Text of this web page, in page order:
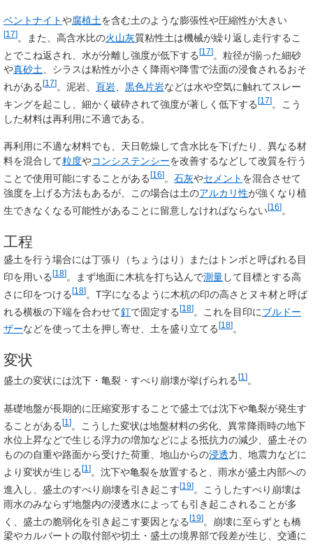
ベントナイトや腐植土を含む土のような膨張性や圧縮性が大きい
[17] 。また、高含水比の火山灰質粘性土は機械が繰り返し走行するこ
とでこね返され、水が分離し強度が低下する[17]。粒径が揃った細砂
や真砂土、シラスは粘性が小さく降雨や降雪で法面の浸食されるおそ
れがある [17] 。泥岩、 頁岩 黒色片岩などは水や空気に触れてスレー
キングを起こし、細かく破砕されて強度が著しく低下する [17] 。こう
した材料は再利用に不適である。
再利用に不適な材料でも、天日乾燥して含水比を下げたり、異なる材
料を混合して粒度やコンシステンシーを改善するなどして改質を行う
ことで使用可能にすることがある [16] 。 石灰やセメント を混合させて
強度を上げる方法もあるが、この場合は土のアルカリ性が強くなり植
生できなくなる可能性があることに留意しなければならない[16]。
工程
盛土を行う場合には丁張り（ちょうはり）またはトンボと呼ばれる目
印を用いる [18] 。まず地面に木杭を打ち込んで測量して目標とする高
さに印をつける[18]。T字になるように木杭の印の高さとヌキ材と呼ば
れる横板の下端を合わせて釘で固定する[18]。これを目印にブルドー
ザーなどを使って土を押し寄せ、土を盛り立てる [18] 。
変状
盛土の変状には沈下・亀裂・すべり崩壊が挙げられる [1 ] 。
基礎地盤が長期的に圧縮変形することで盛土では沈下や亀裂が発生す
ることがある[1 ]。こうした変状は地盤材料の劣化、異常降雨時の地下
水位上昇などで生じる浮力の増加などによる抵抗力の減少、盛土その
ものの自重や路面から受けた荷重、地山からの浸透力、地震力などに
より変状が生じる [1 ] 。沈下や亀裂を放置すると、雨水が盛土内部への
進入し、盛土のすべり崩壊を引き起こす[19] 。こうしたすべり崩壊は
雨水のみならず地盤内の浸透水によっても引き起こされることが多
く、盛土の脆弱化を引き起こす要因となる[19]。崩壊に至らずとも橋
梁やカルバートの取付部や切土・盛土の境界部で段差が生じ、交通に